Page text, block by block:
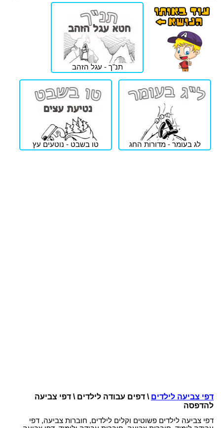
תנ"ך - עגל הזהב
לג בעומר - מדורות החג טו בשבט - נוטעים עץ
דפי צביעה לילדים \ דפים עבודה לילדים \ דפי צביעה
להדפסה
דפי צביעה לילדים פשוטים וקלים לילדים, חוברות צביעה, דפי